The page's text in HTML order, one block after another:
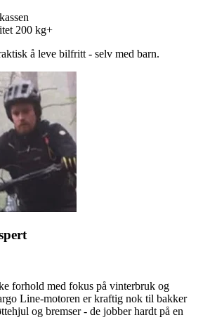
200 kg+
å leve bilfritt - selv med barn.
forhold med fokus på vinterbruk og
Line-motoren er kraftig nok til bakker
og bremser - de jobber hardt på en